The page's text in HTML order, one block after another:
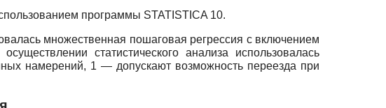
программы STATISTICA 10.
множественная пошаговая регрессия с включением
статистического анализа использовалась
намерений, 1 — допускают возможность переезда при